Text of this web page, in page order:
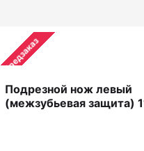
Предзаказ
Подрезной нож левый
(межзубьевая защита)